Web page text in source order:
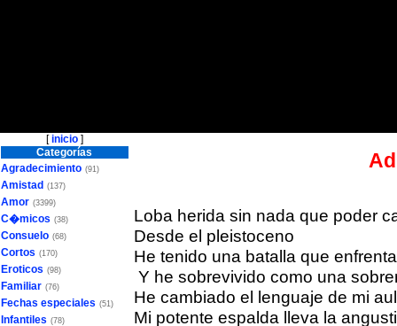
[inicio ]
Categorías
Agradecimiento (91)
Amistad (137)
Amor (3399)
C�micos (38)
Consuelo (68)
Cortos (170)
Eroticos (98)
Familiar (76)
Fechas especiales (51)
Infantiles (78)
Loba herida sin nada que poder
Desde el pleistoceno
He tenido una batalla que
Y he sobrevivido como una
He cambiado el lenguaje de mi
Mi potente espalda lleva la